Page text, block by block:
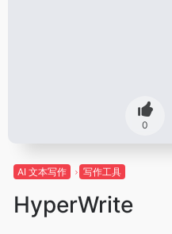
0
AI 文本写作 写作工具
HyperWrite